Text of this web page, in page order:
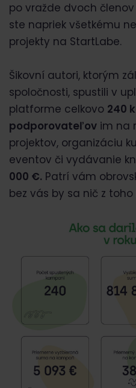
po vražde dvoch členov
ste napriek všetkému
projekty na StartLabe.
Šikovní autori, ktorým
spoločnosti, spustili v
platforme celkovo 240
podporovateľov im na
projektov, organizáciu
eventov či vydávanie
000 €. Patrí vám
bez vás by sa nič z